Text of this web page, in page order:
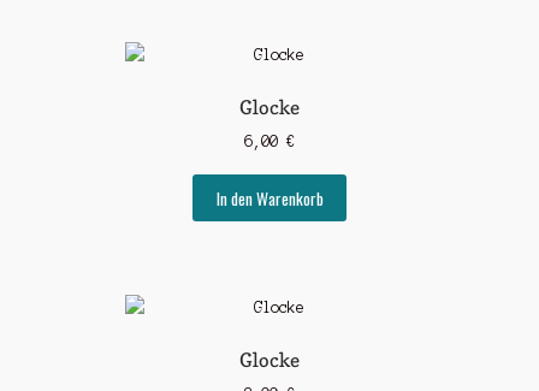
Glocke
6,00 €
In den Warenkorb
Glocke